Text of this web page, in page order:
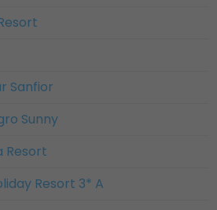
Sanfior
Sunny
Resort
Resort 3* A